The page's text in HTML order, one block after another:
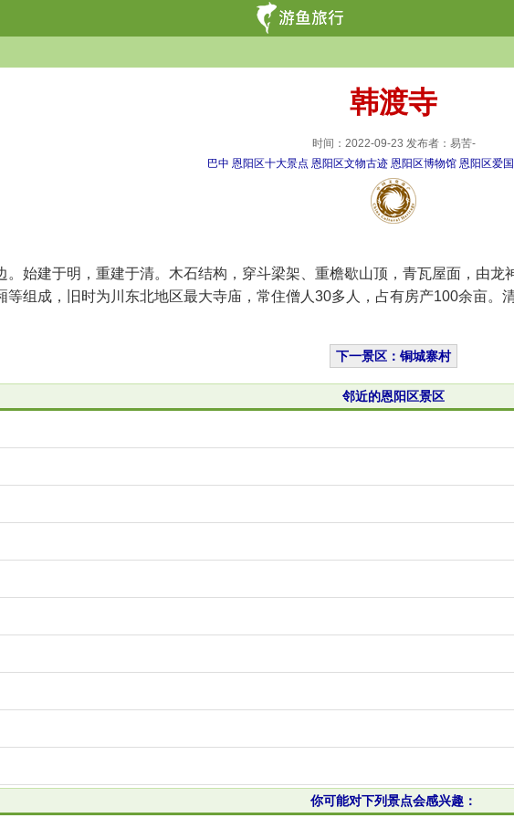
韩渡寺
时间：2022-09-23 发布者：易苦-
巴中 恩阳区十大景点 恩阳区文物古迹 恩阳区博物馆 恩阳区爱
建于明，重建于清。木石结构，穿斗梁架、重檐歇山顶，青瓦屋面，由龙
组成，旧时为川东北地区最大寺庙，常住僧人30多人，占有房产100余亩。
下一景区：铜城寨村
邻近的恩阳区景区
你可能对下列景点会感兴趣：